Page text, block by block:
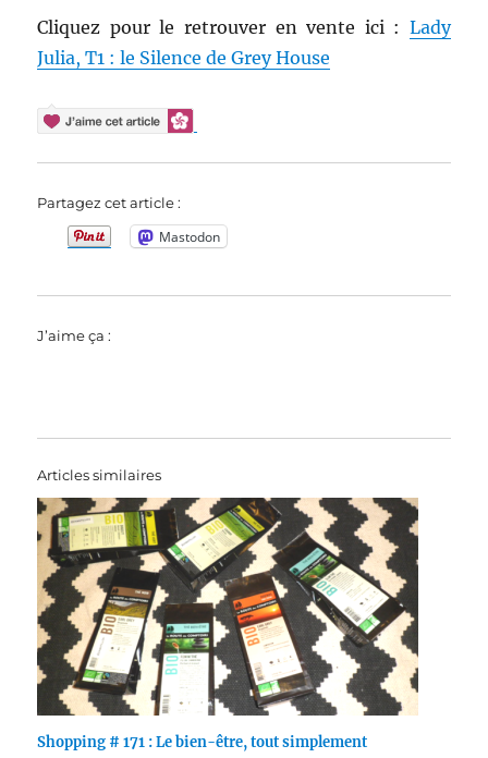
Cliquez pour le retrouver en vente ici : Lady
Julia, T1 : le Silence de Grey House
Partagez cet article :
Mastodon
J’aime ça :
Articles similaires
Shopping # 171 : Le bien-être, tout simplement